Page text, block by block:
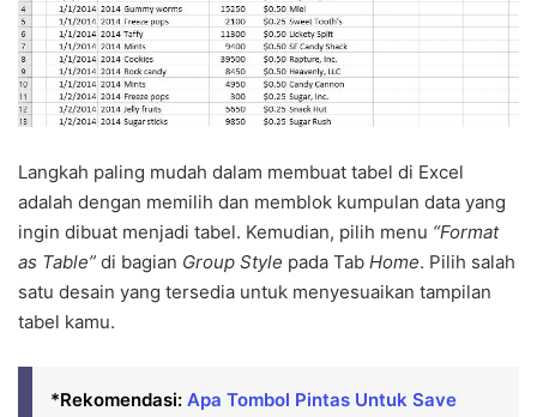
Langkah paling mudah dalam membuat tabel di Excel
adalah dengan memilih dan memblok kumpulan data yang
ingin dibuat menjadi tabel. Kemudian, pilih menu “Format
as Table” di bagian Group Style pada Tab Home. Pilih salah
satu desain yang tersedia untuk menyesuaikan tampilan
tabel kamu.
*Rekomendasi: Apa Tombol Pintas Untuk Save